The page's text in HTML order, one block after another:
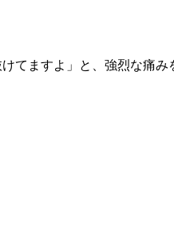
ますよ」と、強烈な痛み